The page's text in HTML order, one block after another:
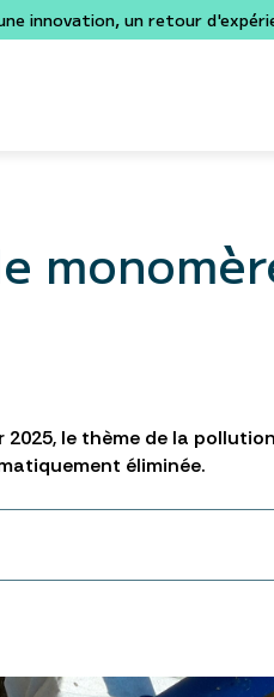
innovation, un retour
le thème de la
éliminée.